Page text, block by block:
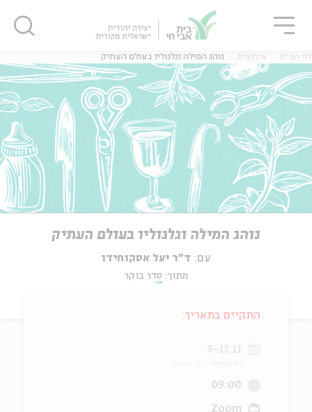
דף הבית אירועים נוהג המילה וגלגוליו בעולם העתיק
נוהג המילה וגלגוליו בעולם העתיק
עם: ד"ר יעל אסקוחידו
מתוך: סדר בוקר
התקיים בתאריך:
9-13.11
09:00
Zoom
סגור